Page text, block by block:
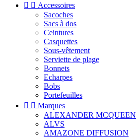
  Accessoires
Sacoches
Sacs à dos
Ceintures
Casquettes
Sous-vêtement
Serviette de plage
Bonnets
Echarpes
Bobs
Portefeuilles
  Marques
ALEXANDER MCQUEEN
ALVS
AMAZONE DIFFUSION